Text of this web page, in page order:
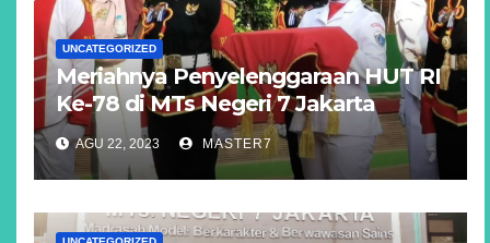
UNCATEGORIZED
Meriahnya Penyelenggaraan HUT RI
Ke-78 di MTs Negeri 7 Jakarta
AGU 22, 2023 MASTER7